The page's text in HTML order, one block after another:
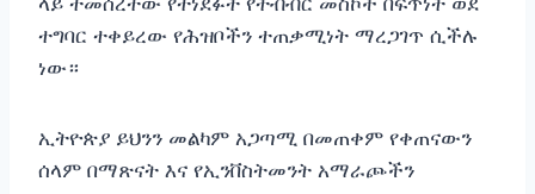
ተግባር ተቀይረው የሕዝቦችን ተጠቃሚነት ማረጋገጥ ሲችሉ
ነው።
ኢትዮጵያ ይህንን መልካም አጋጣሚ በመጠቀም የቀጠናውን
ሰላም በማጽናት እና የኢንቨስትመንት አማራጮችን